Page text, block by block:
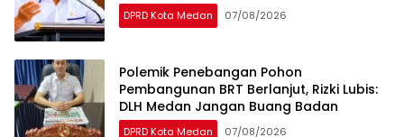
DPRD Kota Medan 07/08/2026
Polemik Penebangan Pohon
Pembangunan BRT Berlanjut, Rizki Lubis:
DLH Medan Jangan Buang Badan
DPRD Kota Medan 07/08/2026